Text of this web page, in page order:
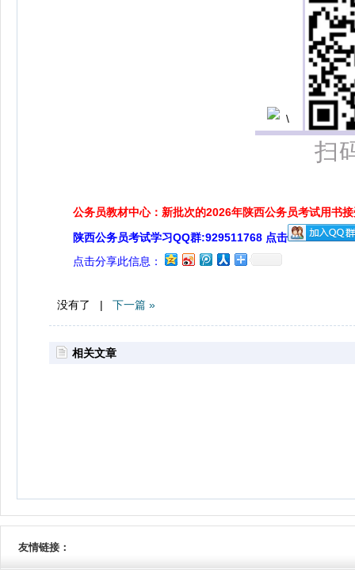
扫
公务员教材中心：新批次的2026年陕西公务员考试用书
陕西公务员考试学习QQ群:929511768 点击
点击分享此信息：
没有了 | 下一篇 »
相关文章
友情链接：